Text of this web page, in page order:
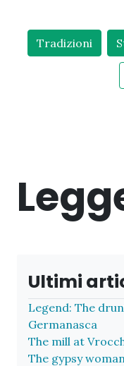
Tradizioni
Ultimi
Legend: The
Germanasca
The mill at
The gypsy